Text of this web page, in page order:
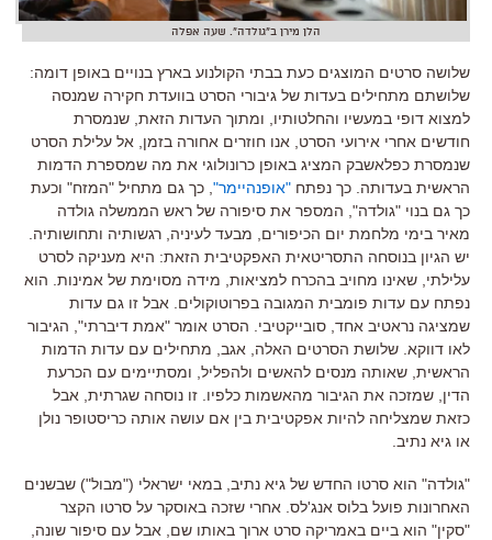
הלן מירן ב"גולדה". שעה אפלה
שלושה סרטים המוצגים כעת בבתי הקולנוע בארץ בנויים באופן דומה:
שלושתם מתחילים בעדות של גיבורי הסרט בוועדת חקירה שמנסה
למצוא דופי במעשיו והחלטותיו
ומתוך העדות הזאת שנמסרת
חודשים אחרי אירועי הסרט
אנו חוזרים אחורה בזמן
אל עלילת הסרט
שנמסרת כפלאשבק המציג באופן כרונולוגי את מה שמספרת הדמות
הראשית בעדותה כך נפתח "אופנהיימר" כך גם מתחיל "המזח" וכעת
כך גם בנוי "גולדה", המספר את סיפורה של ראש הממשלה גולדה
מאיר בימי מלחמת יום הכיפורים
מבעד לעיניה רגשותיה ותחושותיה
יש הגיון בנוסחה התסריטאית האפקטיבית הזאת: היא מעניקה לסרט
עלילתי שאינו מחויב בהכרח למציאות מידה מסוימת של אמינות הוא
נפתח עם עדות פומבית המגובה בפרוטוקולים
אבל זו גם עדות
שמציגה נראטיב אחד סובייקטיבי הסרט אומר "אמת דיברתי", הגיבור
לאו דווקא שלושת הסרטים האלה אגב מתחילים עם עדות הדמות
הראשית שאותה מנסים להאשים ולהפליל ומסתיימים עם הכרעת
הדין שמזכה את הגיבור מהאשמות כלפיו זו נוסחה שגרתית אבל
כזאת שמצליחה להיות אפקטיבית בין אם עושה אותה כריסטופר נולן
או גיא נתיב
"גולדה" הוא סרטו החדש של גיא נתיב במאי ישראלי ("מבול") שבשנים
האחרונות פועל בלוס אנג'לס אחרי שזכה באוסקר על סרטו הקצר
"סקין" הוא ביים באמריקה סרט ארוך באותו שם אבל עם סיפור שונה